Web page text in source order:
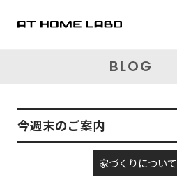
BLOG
今週末のご案内
家づくりについて